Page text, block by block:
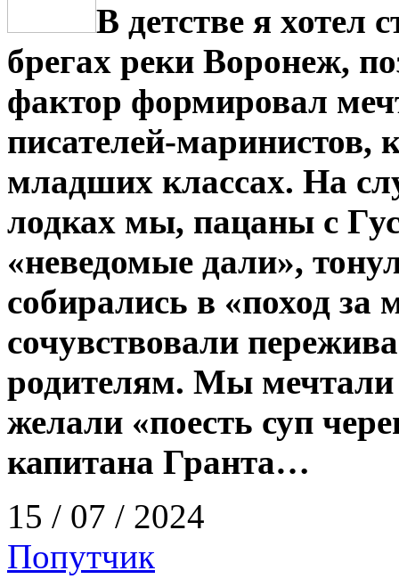
В детстве я хотел
брегах реки Воронеж,
фактор формировал
писателей-маринистов,
младших классах. На
лодках мы, пацаны с
«неведомые дали»,
собирались в «поход
сочувствовали
родителям. Мы мечтали
желали «поесть суп
капитана Гранта…
15 / 07 / 2024
Попутчик